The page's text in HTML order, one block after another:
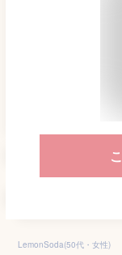
LemonSoda(50代・女性)